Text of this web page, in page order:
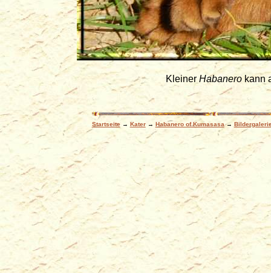
Kleiner Habanerokann
Startseite → Kater→ Habanero of Kumasasa→